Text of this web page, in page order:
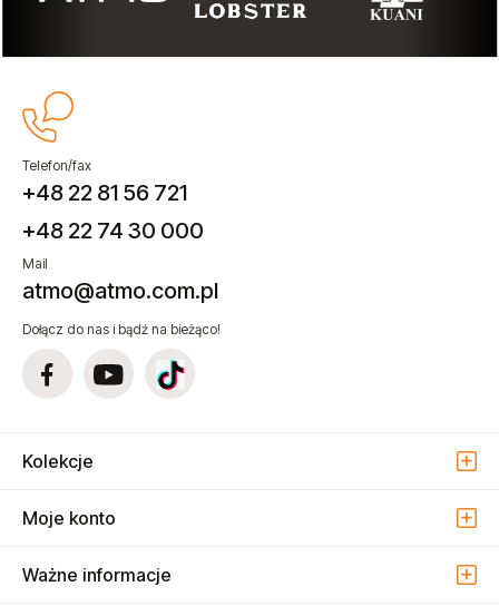
Telefon/fax
+48 22 81 56 721
+48 22 74 30 000
Mail
atmo@atmo.com.pl
Dołącz do nas i bądź na bieżąco!
Kolekcje
Moje konto
Ważne informacje